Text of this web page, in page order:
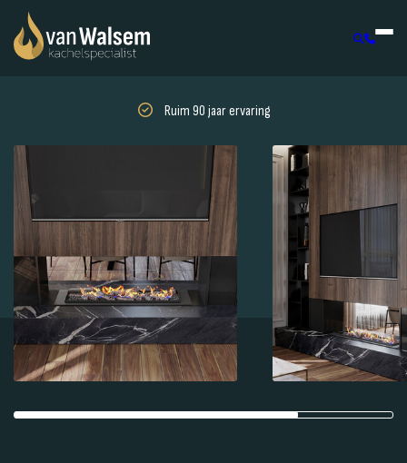
Ruim 90 jaar ervaring